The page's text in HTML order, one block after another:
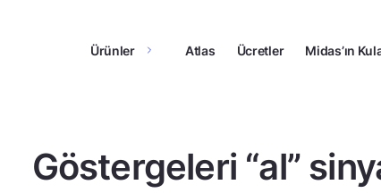
Ürünler Atlas Ücretler Midas’ın
Göstergeleri “al”